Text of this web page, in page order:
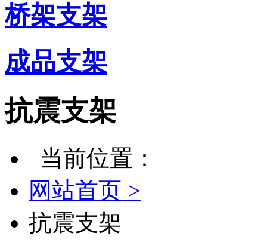
桥架支架
成品支架
抗震支架
当前位置：
网站首页 >
抗震支架